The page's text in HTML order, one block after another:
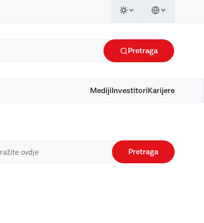
Pretraga
Mediji Investitori Karijere
Pretraga